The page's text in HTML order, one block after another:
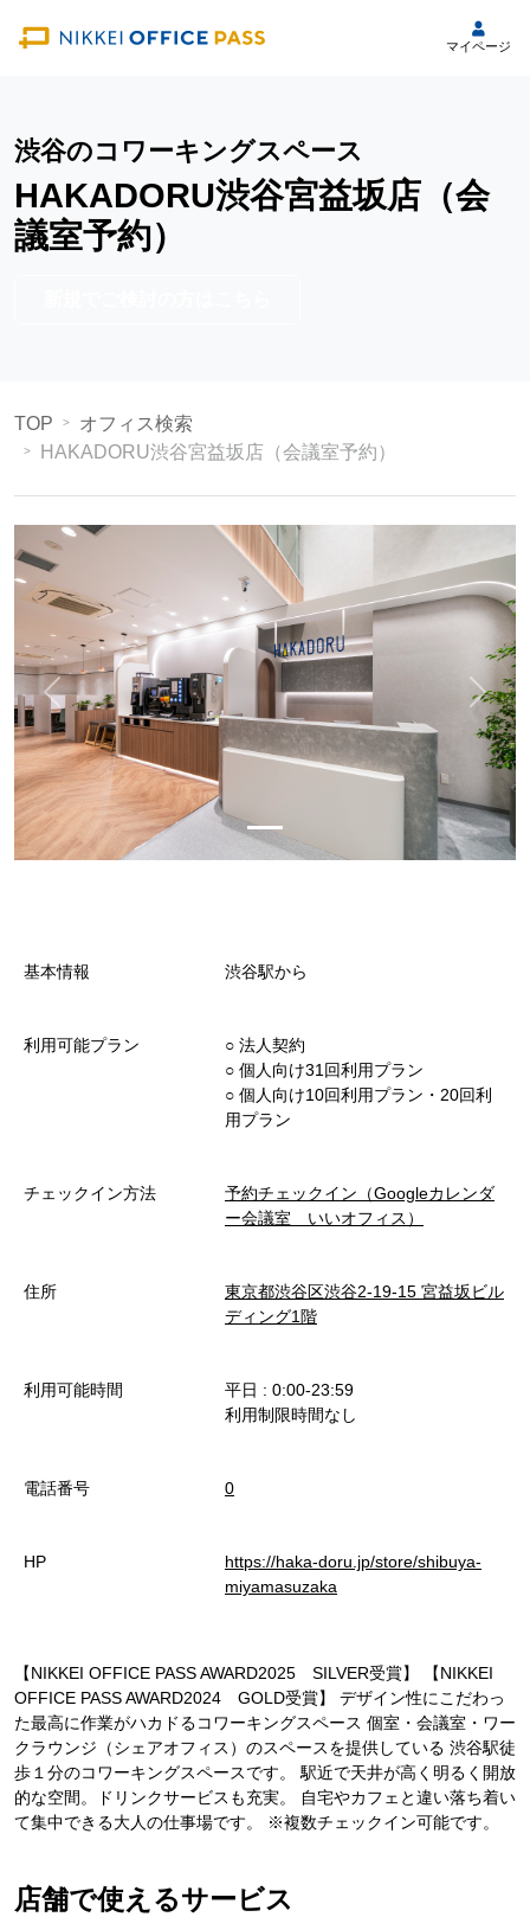
マイページ
渋谷のコワーキングスペース
HAKADORU渋谷宮益坂店（会
議室予約）
TOP
オフィス検索
HAKADORU渋谷宮益坂店（会議室予約）
基本情報 渋谷駅から
利用可能プラン
○︎ 法人契約
○︎ 個人向け31回利用プラン
○︎ 個人向け10回利用プラン・20回利
用プラン
チェックイン方法
予約チェックイン（Googleカレンダ
ー会議室 いいオフィス）
住所
東京都渋谷区渋谷2-19-15 宮益坂ビル
ディング1階
利用可能時間
平日 : 0:00-23:59
利用制限時間なし
電話番号 0
HP
https://haka-doru.jp/store/shibuya-
miyamasuzaka
【NIKKEI OFFICE PASS AWARD2025 SILVER受賞】 【NIKKEI
OFFICE PASS AWARD2024 GOLD受賞】 デザイン性にこだわっ
た最高に作業がハカドるコワーキングスペース 個室・会議室・ワー
クラウンジ（シェアオフィス）のスペースを提供している 渋谷駅徒
歩１分のコワーキングスペースです。 駅近で天井が高く明るく開放
的な空間。ドリンクサービスも充実。 自宅やカフェと違い落ち着い
て集中できる大人の仕事場です。 ※複数チェックイン可能です。
店舗で使えるサービス